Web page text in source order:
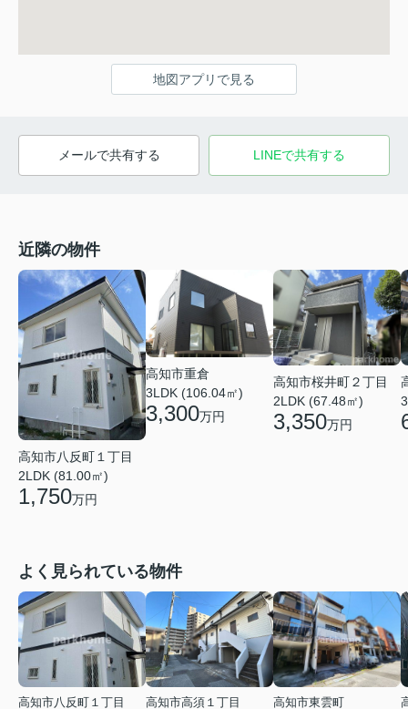
地図アプリで見る
メールで共有する LINEで共有する
近隣の物件
高知市八反町１丁目
2LDK (81.00㎡)
1,750万円
高知市重倉
3LDK (106.04㎡)
3,300万円
高知市桜井町２丁目
2LDK (67.48㎡)
3,350万円
よく見られている物件
高知市八反町１丁目
高知市高須１丁目
高知市東雲町